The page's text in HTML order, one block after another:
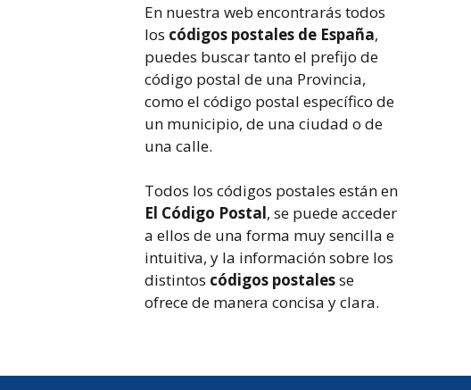
En nuestra web encontrarás todos
los códigos postales de España,
puedes buscar tanto el prefijo de
código postal de una Provincia,
como el código postal específico de
un municipio, de una ciudad o de
una calle.
Todos los códigos postales están en
El Código Postal, se puede acceder
a ellos de una forma muy sencilla e
intuitiva, y la información sobre los
distintos códigos postalesse
ofrece de manera concisa y clara.